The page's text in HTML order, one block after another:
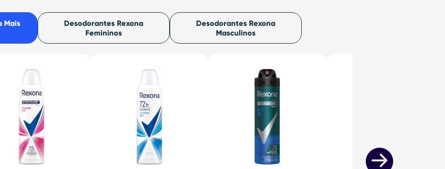
Mais
Desodorantes Rexona
Femininos
Desodorantes Rexona
Masculinos